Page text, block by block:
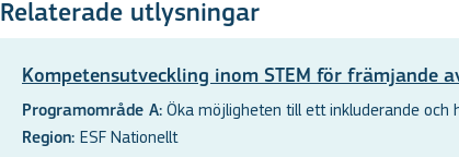
Relaterade utlysningar
Kompetensutveckling inom STEM för främjande
Programområde A: Öka möjligheten till ett inkluderande och
Region: ESF Nationellt